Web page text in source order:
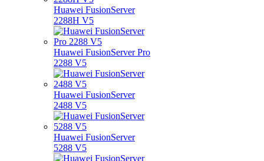
Huawei FusionServer
2288H V5
Huawei FusionServer Pro
2288 V5
Huawei FusionServer
2488 V5
Huawei FusionServer
5288 V5